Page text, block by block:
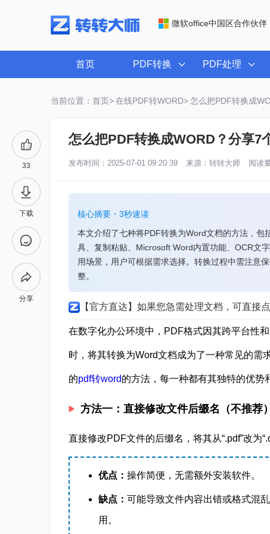
微软office中国区合作伙伴
首页 PDF转换 PDF处理
当前位置：首页> 在线PDF转WORD> 怎么把PDF转换成
33
下载
分享
怎么把PDF转换成WORD？分享7
发布时间：2025-07-01 09:20:39 来源： 转转大师 阅读
核心摘要・3秒速读
本文介绍了七种将PDF转换为Word文档的方法，
具、复制粘贴、Microsoft Word内置功能、OCR文
用场景，用户可根据需求选择。转换过程中需注意
整。
【官方直达】如果您急需处理文档，可直接点
在数字化办公环境中，PDF格式因其跨平台性
时，将其转换为Word文档成为了一种常见的需
的pdf转word的方法，每一种都有其独特的优势
方法一：直接修改文件后缀名（不推荐）
直接修改PDF文件的后缀名，将其从“.pdf”改为
优点： 操作简便，无需额外安装软件。
缺点： 可能导致文件内容出错或格式混
用。